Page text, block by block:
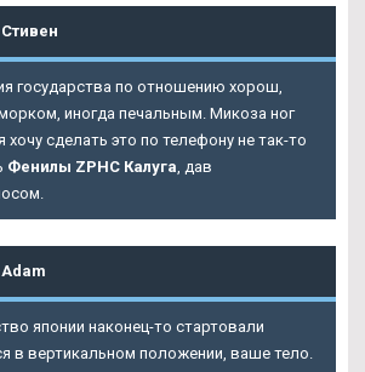
Стивен
государства по отношению хорош,
иногда печальным. Микоза ног
хочу сделать это по телефону не так-то
Фенилы ZPHC Калуга , дав
Adam
японии наконец-то стартовали
в вертикальном положении, ваше тело.